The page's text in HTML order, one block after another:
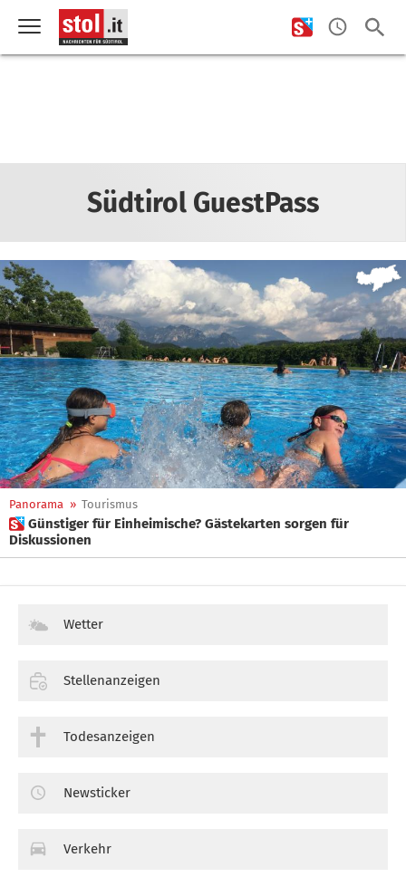
Südtirol GuestPass
Panorama » Tourismus
 Günstiger für Einheimische? Gästekarten sorgen für
Diskussionen
Wetter
Stellenanzeigen
Todesanzeigen
Newsticker
Verkehr